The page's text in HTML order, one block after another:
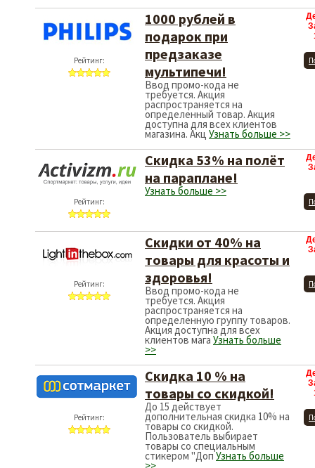
Рейтинг:
1000 рублей в
подарок при
предзаказе
мультипечи!
Ввод промо-кода не
требуется. Акция
распространяется на
определенный товар. Акция
доступна для всех клиентов
магазина. Акц Узнать больше >>
Рейтинг:
Скидка 53% на полёт
на параплане!
Узнать больше >>
Рейтинг:
Скидки от 40% на
товары для красоты и
здоровья!
Ввод промо-кода не
требуется. Акция
распространяется на
определенную группу товаров.
Акция доступна для всех
клиентов мага Узнать больше
>>
Рейтинг:
Скидка 10 % на
товары со скидкой!
До 15 действует
дополнительная скидка 10% на
товары со скидкой.
Пользователь выбирает
товары со специальным
стикером "ДопУзнать больше